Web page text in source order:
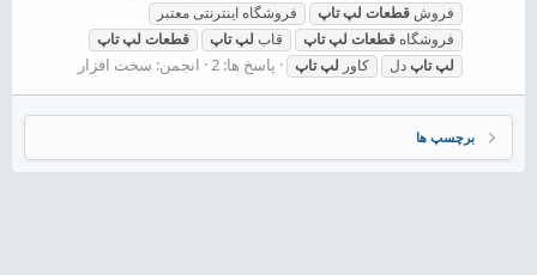
فروش قطعات لپتاپ
فروشگاه اینترنتی معتبر
فروشگاه قطعات لپتاپ قاب لپتاپ قطعات لپتاپ
لپتاپدل کاور لپتاپ پاسخ ها: 2 انجمن: سخت افزار
برچسپ ها